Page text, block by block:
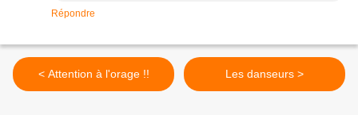
Répondre
< Attention à l'orage !! Les danseurs >